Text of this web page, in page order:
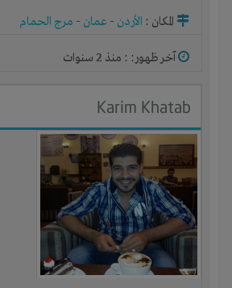
المكان : الأردن - عمان - مرج الحمام
آخر ظهور: : منذ 2 سنوات
‪Karim Khatab‬‏